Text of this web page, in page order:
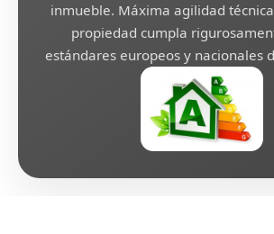
inmueble. Máxima agilidad
propiedad cumpla
estándares europeos y nacionales